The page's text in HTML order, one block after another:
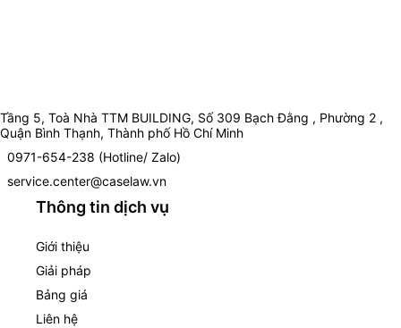
Tầng 5, Toà Nhà TTM BUILDING, Số 309 Bạch Đằng , Phường 2 ,
Quận Bình Thạnh, Thành phố Hồ Chí Minh
0971-654-238 (Hotline/ Zalo)
service.center@caselaw.vn
Thông tin dịch vụ
Giới thiệu
Giải pháp
Bảng giá
Liên hệ